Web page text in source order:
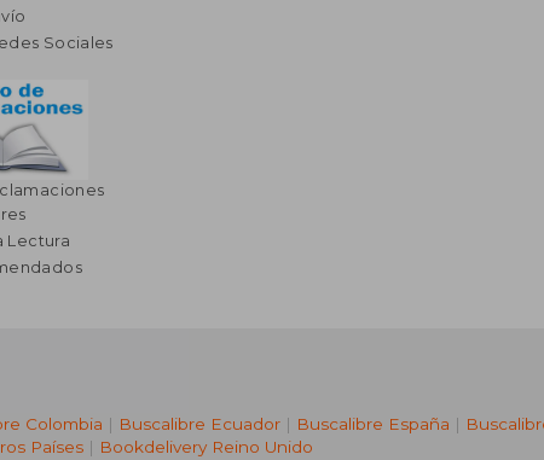
Sociales
Lectura
Colombia | Buscalibre Ecuador | Buscalibre España |
Países | Bookdelivery Reino Unido